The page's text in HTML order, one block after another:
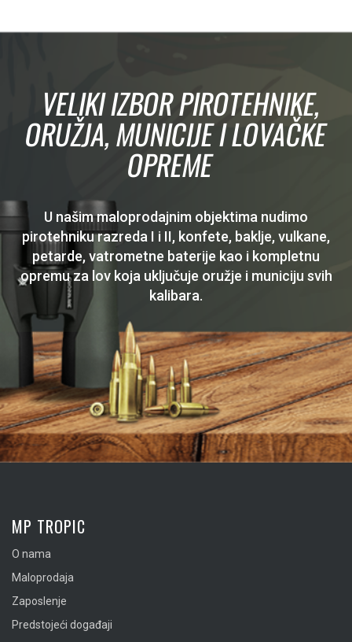
VELIKI IZBOR PIROTEHNIKE,
ORUŽJA, MUNICIJE I LOVAČKE
OPREME
U našim maloprodajnim objektima nudimo
pirotehniku razreda I i II, konfete, baklje, vulkane,
petarde, vatrometne baterije kao i kompletnu
opremu za lov koja uključuje oružje i municiju svih
kalibara.
MP TROPIC
O nama
Maloprodaja
Zaposlenje
Predstojeći događaji